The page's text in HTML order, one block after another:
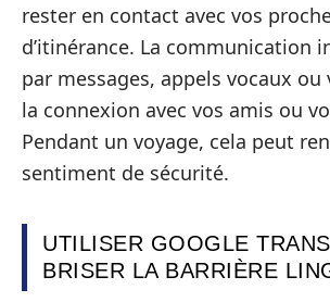
rester en contact avec vos
d’itinérance. La communication
par messages, appels vocaux
la connexion avec vos amis ou
Pendant un voyage, cela peut
sentiment de sécurité.
UTILISER GOOGLE
BRISER LA BARRIÈRE